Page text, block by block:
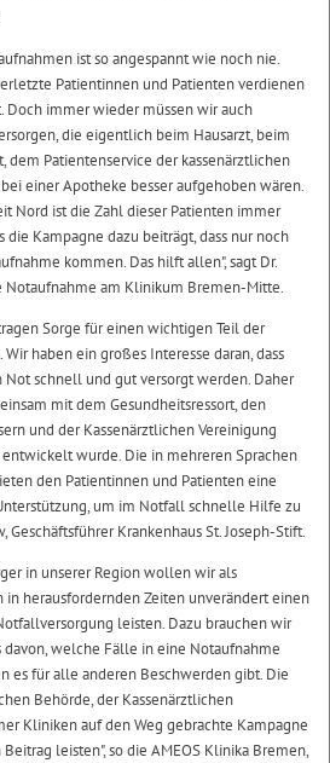
ist so angespannt wie noch nie.
Patientinnen und Patienten verdienen
Doch immer wieder müssen wir auch
die eigentlich beim Hausarzt, beim
dem Patientenservice der kassenärztlichen
einer Apotheke besser aufgehoben wären.
Nord ist die Zahl dieser Patienten immer
die Kampagne dazu beiträgt, dass nur noch
kommen. Das hilft allen", sagt Dr.
Notaufnahme am Klinikum Bremen-Mitte.
Sorge für einen wichtigen Teil der
haben ein großes Interesse daran, dass
schnell und gut versorgt werden. Daher
mit dem Gesundheitsressort, den
und der Kassenärztlichen Vereinigung
wurde. Die in mehreren Sprachen
den Patientinnen und Patienten eine
um im Notfall schnelle Hilfe zu
Geschäftsführer Krankenhaus St. Joseph-Stift.
in unserer Region wollen wir als
herausfordernden Zeiten unverändert einen
leisten. Dazu brauchen wir
davon, welche Fälle in eine Notaufnahme
es für alle anderen Beschwerden gibt. Die
Behörde, der Kassenärztlichen
Kliniken auf den Weg gebrachte Kampagne
leisten", so die AMEOS Klinika Bremen,